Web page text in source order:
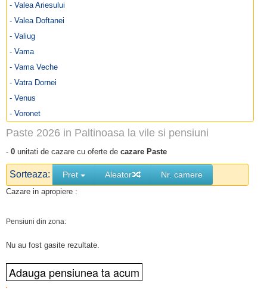
- Valea Ariesului
- Valea Doftanei
- Valiug
- Vama
- Vama Veche
- Vatra Dornei
- Venus
- Voronet
Paste 2026 in Paltinoasa la vile si pensiuni
- 0 unitati de cazare cu oferte de cazare Paste
Sorteaza: Pret Aleator Nr. camere
Cazare in apropiere :
Pensiuni din zona:
Nu au fost gasite rezultate.